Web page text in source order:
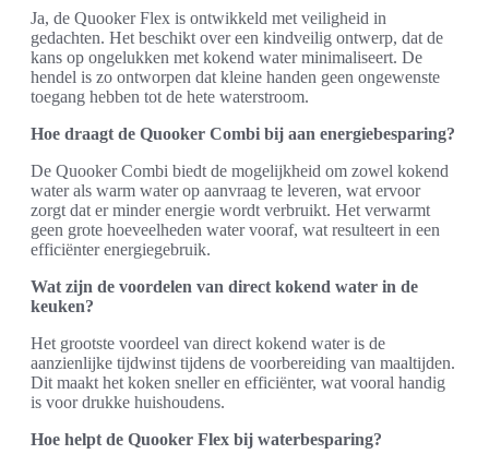
Ja, de Quooker Flex is ontwikkeld met veiligheid in
gedachten. Het beschikt over een kindveilig ontwerp, dat de
kans op ongelukken met kokend water minimaliseert. De
hendel is zo ontworpen dat kleine handen geen ongewenste
toegang hebben tot de hete waterstroom.
Hoe draagt de Quooker Combi bij aan energiebesparing?
De Quooker Combi biedt de mogelijkheid om zowel kokend
water als warm water op aanvraag te leveren, wat ervoor
zorgt dat er minder energie wordt verbruikt. Het verwarmt
geen grote hoeveelheden water vooraf, wat resulteert in een
efficiënter energiegebruik.
Wat zijn de voordelen van direct kokend water in de
keuken?
Het grootste voordeel van direct kokend water is de
aanzienlijke tijdwinst tijdens de voorbereiding van maaltijden.
Dit maakt het koken sneller en efficiënter, wat vooral handig
is voor drukke huishoudens.
Hoe helpt de Quooker Flex bij waterbesparing?